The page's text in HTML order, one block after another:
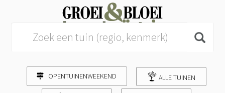
OPENTUINENWEEKEND ALLE TUINEN